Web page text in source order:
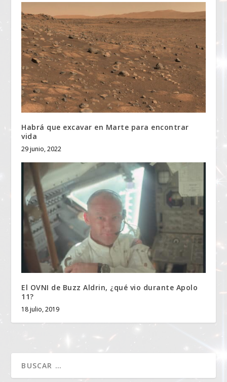
Habrá que excavar en Marte para encontrar
vida
29 junio, 2022
El OVNI de Buzz Aldrin, ¿qué vio durante Apolo
11?
18 julio, 2019